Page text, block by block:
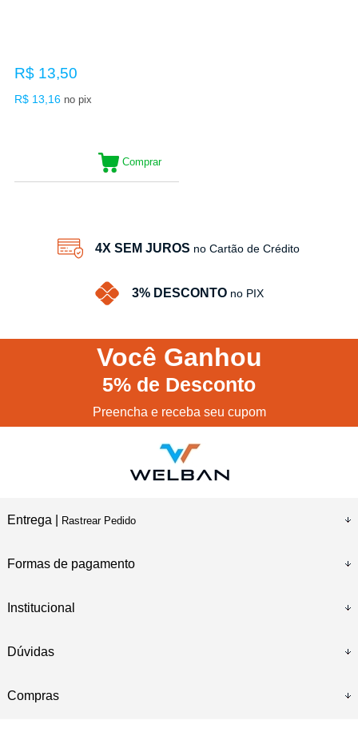
R$ 13,50
R$ 13,16 no pix
Comprar
4X SEM JUROS no Cartão de Crédito
3% DESCONTO no PIX
Você Ganhou
5% de Desconto
Preencha e receba seu cupom
Entrega | Rastrear Pedido
Formas de pagamento
Institucional
Dúvidas
Compras